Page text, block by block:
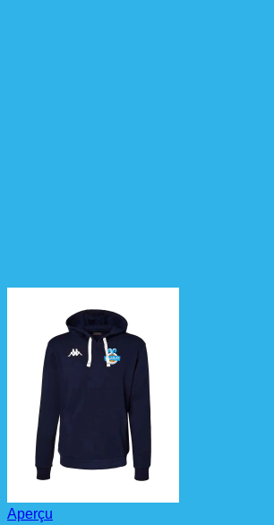
Aperçu